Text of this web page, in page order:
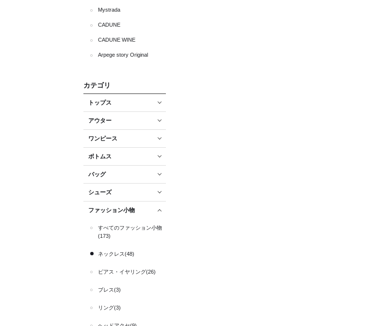
Mystrada
CADUNE
CADUNE WINE
Arpege story Original
カテゴリ
トップス
アウター
ワンピース
ボトムス
バッグ
シューズ
ファッション小物
すべてのファッション小物
(173)
ネックレス(48)
ピアス・イヤリング(26)
ブレス(3)
リング(3)